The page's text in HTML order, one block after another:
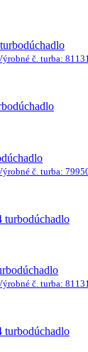
č. turba:
č. turba:
č. turba: